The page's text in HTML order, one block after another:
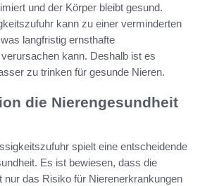
und der Körper bleibt gesund.
kann zu einer verminderten
langfristig ernsthafte
kann. Deshalb ist es
zu trinken für gesunde Nieren.
die Nierengesundheit
spielt eine entscheidende
Es ist bewiesen, dass die
nur das Risiko für Nierenerkrankungen